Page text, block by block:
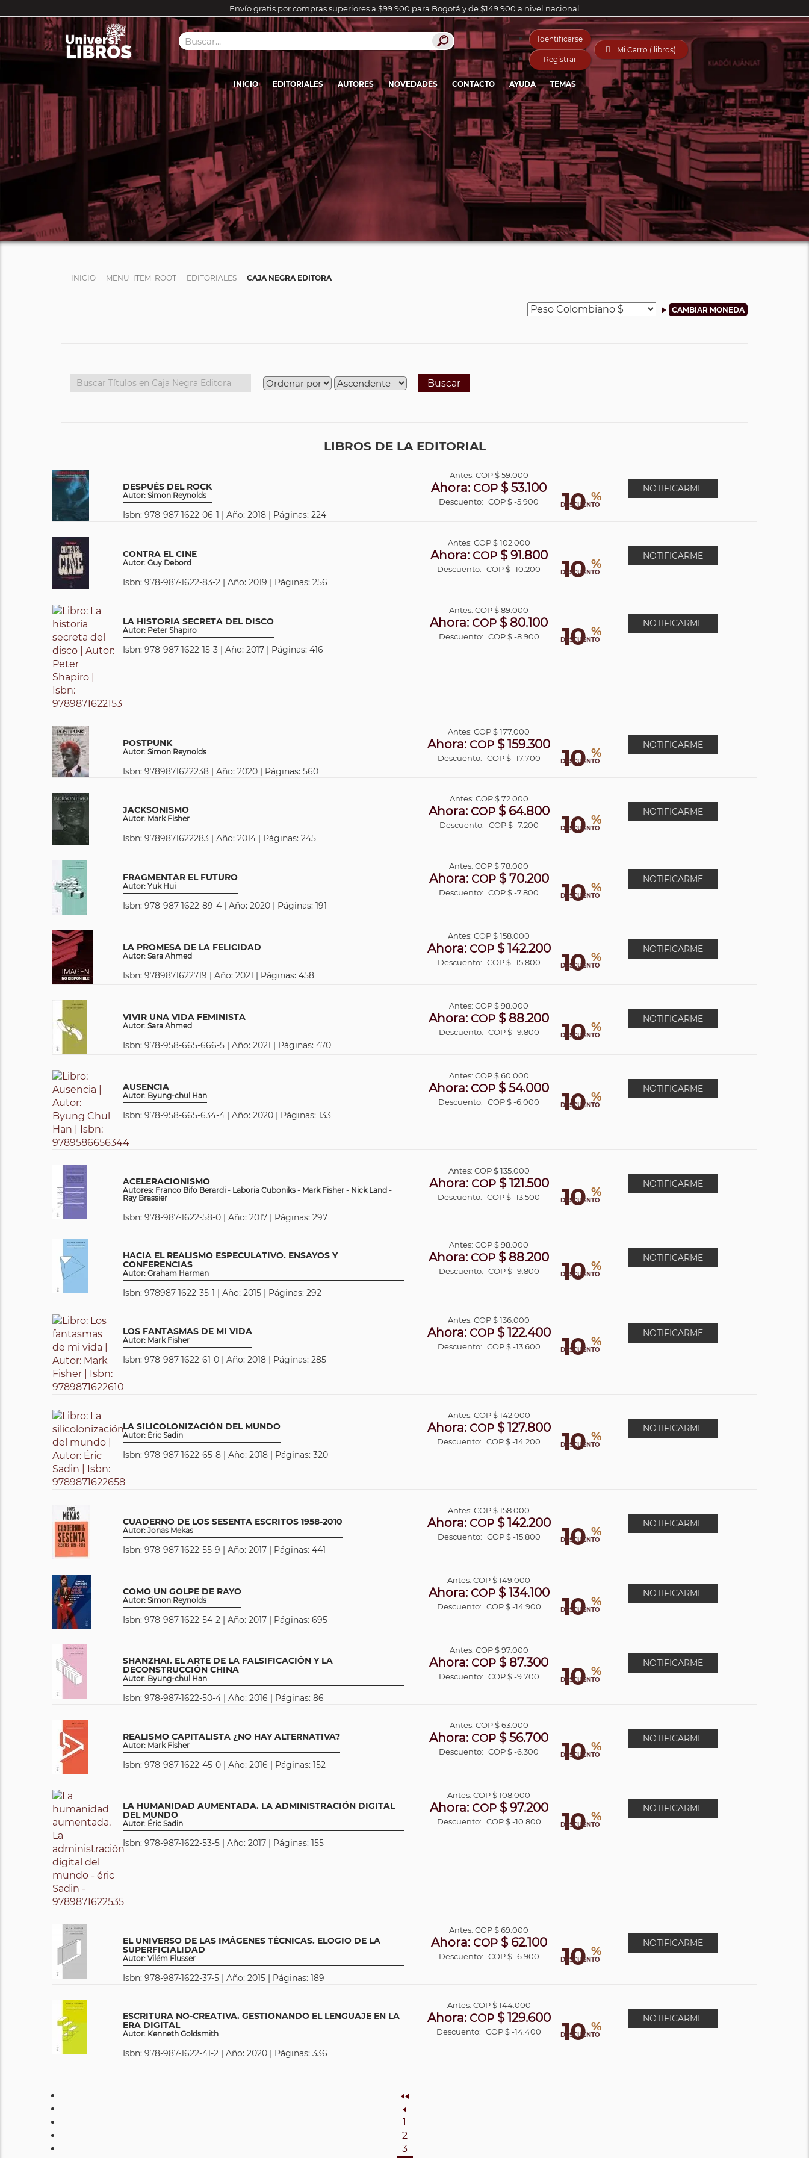
Envío gratis por compras superiores a $99.900 para Bogotá y de $149.900 a nivel nacional
Identificarse
Registrar
 Mi Carro ( libros)
INICIO EDITORIALES AUTORES NOVEDADES CONTACTO AYUDA TEMAS
INICIO MENU_ITEM_ROOT EDITORIALES CAJA NEGRA EDITORA
Buscar
LIBROS DE LA EDITORIAL
DESPUÉS DEL ROCK
Autor: Simon Reynolds
Isbn: 978-987-1622-06-1 | Año: 2018 | Páginas: 224 10 %
DESCUENTO
Antes: COP$ 59.000
Ahora: COP $ 53.100
Descuento: COP $ -5.900
NOTIFICARME
CONTRA EL CINE
Autor: Guy Debord
Isbn: 978-987-1622-83-2 | Año: 2019 | Páginas: 256 10 %
DESCUENTO
Antes: COP$ 102.000
Ahora: COP$ 91.800
Descuento: COP $ -10.200
NOTIFICARME
LA HISTORIA SECRETA DEL DISCO
Autor: Peter Shapiro
Isbn: 978-987-1622-15-3 | Año: 2017 | Páginas: 416 10 %
DESCUENTO
Antes:COP$ 89.000
Ahora: COP $ 80.100
Descuento: COP $ -8.900
NOTIFICARME
POSTPUNK
Autor: Simon Reynolds
Isbn: 9789871622238 | Año: 2020 | Páginas: 560 10 %
DESCUENTO
Antes:COP$ 177.000
Ahora: COP $ 159.300
Descuento: COP $ -17.700
NOTIFICARME
JACKSONISMO
Autor: Mark Fisher
Isbn: 9789871622283 | Año: 2014 | Páginas: 245 10 %
DESCUENTO
Antes: COP$ 72.000
Ahora: COP$ 64.800
Descuento: COP $ -7.200
NOTIFICARME
FRAGMENTAR EL FUTURO
Autor: Yuk Hui
Isbn: 978-987-1622-89-4 | Año: 2020 | Páginas: 191 10 %
DESCUENTO
Antes:COP$ 78.000
Ahora: COP$ 70.200
Descuento: COP $ -7.800
NOTIFICARME
LA PROMESA DE LA FELICIDAD
Autor: Sara Ahmed
Isbn: 9789871622719 | Año: 2021 | Páginas: 458 10 %
DESCUENTO
Antes:COP$ 158.000
Ahora: COP$ 142.200
Descuento: COP $ -15.800
NOTIFICARME
VIVIR UNA VIDA FEMINISTA
Autor: Sara Ahmed
Isbn: 978-958-665-666-5 | Año: 2021 | Páginas: 470 10 %
DESCUENTO
Antes:COP$ 98.000
Ahora: COP $ 88.200
Descuento: COP $ -9.800
NOTIFICARME
AUSENCIA
Autor: Byung-chul Han
Isbn: 978-958-665-634-4 | Año: 2020 | Páginas: 133 10 %
DESCUENTO
Antes: COP$ 60.000
Ahora: COP $ 54.000
Descuento: COP $ -6.000
NOTIFICARME
ACELERACIONISMO
Autores: Franco Bifo Berardi - Laboria Cuboniks - Mark Fisher - Nick Land -
Ray Brassier
Isbn: 978-987-1622-58-0 | Año: 2017 | Páginas: 297
10 %
DESCUENTO
Antes: COP$ 135.000
Ahora: COP$ 121.500
Descuento: COP $ -13.500
NOTIFICARME
HACIA EL REALISMO ESPECULATIVO. ENSAYOS Y
CONFERENCIAS
Autor: Graham Harman
Isbn: 978987-1622-35-1 | Año: 2015 | Páginas: 292
10 %
DESCUENTO
Antes:COP$ 98.000
Ahora: COP $ 88.200
Descuento: COP $ -9.800
NOTIFICARME
LOS FANTASMAS DE MI VIDA
Autor: Mark Fisher
Isbn: 978-987-1622-61-0 | Año: 2018 | Páginas: 285 10 %
DESCUENTO
Antes:COP$ 136.000
Ahora: COP$ 122.400
Descuento: COP $ -13.600
NOTIFICARME
LA SILICOLONIZACIÓN DEL MUNDO
Autor: Éric Sadin
Isbn: 978-987-1622-65-8 | Año: 2018 | Páginas: 320 10 %
DESCUENTO
Antes: COP$ 142.000
Ahora: COP$ 127.800
Descuento: COP $ -14.200
NOTIFICARME
CUADERNO DE LOS SESENTA ESCRITOS 1958-2010
Autor: Jonas Mekas
Isbn: 978-987-1622-55-9 | Año: 2017 | Páginas: 441 10 %
DESCUENTO
Antes:COP$ 158.000
Ahora: COP$ 142.200
Descuento: COP $ -15.800
NOTIFICARME
COMO UN GOLPE DE RAYO
Autor: Simon Reynolds
Isbn: 978-987-1622-54-2 | Año: 2017 | Páginas: 695 10 %
DESCUENTO
Antes:COP$ 149.000
Ahora: COP$ 134.100
Descuento: COP $ -14.900
NOTIFICARME
SHANZHAI. EL ARTE DE LA FALSIFICACIÓN Y LA
DECONSTRUCCIÓN CHINA
Autor: Byung-chul Han
Isbn: 978-987-1622-50-4 | Año: 2016 | Páginas: 86
10 %
DESCUENTO
Antes: COP$ 97.000
Ahora: COP $ 87.300
Descuento: COP $ -9.700
NOTIFICARME
REALISMO CAPITALISTA ¿NO HAY ALTERNATIVA?
Autor: Mark Fisher
Isbn: 978-987-1622-45-0 | Año: 2016 | Páginas: 152 10 %
DESCUENTO
Antes: COP$ 63.000
Ahora: COP $ 56.700
Descuento: COP $ -6.300
NOTIFICARME
LA HUMANIDAD AUMENTADA. LA ADMINISTRACIÓN DIGITAL
DEL MUNDO
Autor: Éric Sadin
Isbn: 978-987-1622-53-5 | Año: 2017 | Páginas: 155
10 %
DESCUENTO
Antes:COP$ 108.000
Ahora: COP$ 97.200
Descuento: COP $ -10.800
NOTIFICARME
EL UNIVERSO DE LAS IMÁGENES TÉCNICAS. ELOGIO DE LA
SUPERFICIALIDAD
Autor: Vilém Flusser
Isbn: 978-987-1622-37-5 | Año: 2015 | Páginas: 189
10 %
DESCUENTO
Antes:COP$ 69.000
Ahora: COP$ 62.100
Descuento: COP $ -6.900
NOTIFICARME
ESCRITURA NO-CREATIVA. GESTIONANDO EL LENGUAJE EN LA
ERA DIGITAL
Autor: Kenneth Goldsmith
Isbn: 978-987-1622-41-2 | Año: 2020 | Páginas: 336
10 %
DESCUENTO
Antes: COP$ 144.000
Ahora: COP$ 129.600
Descuento: COP $ -14.400
NOTIFICARME
Inicio
Anterior
1
2
3